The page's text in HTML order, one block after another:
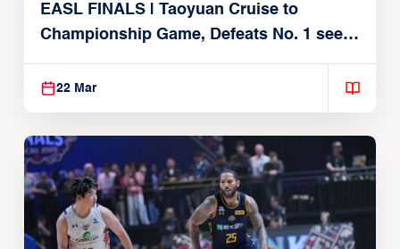
EASL FINALS | Taoyuan Cruise to
Championship Game, Defeats No. 1 seed
Alvark Tokyo
22 Mar